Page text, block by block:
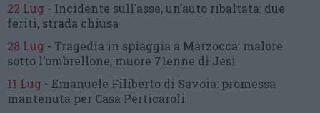
22 Lug - Incidente sull’asse, un’auto ribaltata: due
feriti, strada chiusa
28 Lug - Tragedia in spiaggia a Marzocca: malore
sotto l’ombrellone, muore 71enne di Jesi
11 Lug - Emanuele Filiberto di Savoia: promessa
mantenuta per Casa Perticaroli